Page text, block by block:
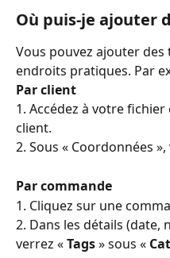
Où puis-je ajouter
Vous pouvez ajouter
endroits pratiques. Par
Par client
1. Accédez à votre
client.
2. Sous « Coordonnées
Par commande
1. Cliquez sur une
2. Dans les détails (date,
verrez « Tags » sous «